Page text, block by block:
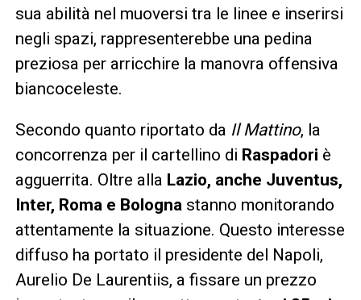
sua abilità nel muoversi tra le linee e inserirsi
negli spazi, rappresenterebbe una pedina
preziosa per arricchire la manovra offensiva
biancoceleste.
Secondo quanto riportato da Il Mattino, la
concorrenza per il cartellino di Raspadori è
agguerrita. Oltre alla Lazio, anche Juventus,
Inter, Roma e Bolognastanno monitorando
attentamente la situazione. Questo interesse
diffuso ha portato il presidente del Napoli,
Aurelio De Laurentiis, a fissare un prezzo